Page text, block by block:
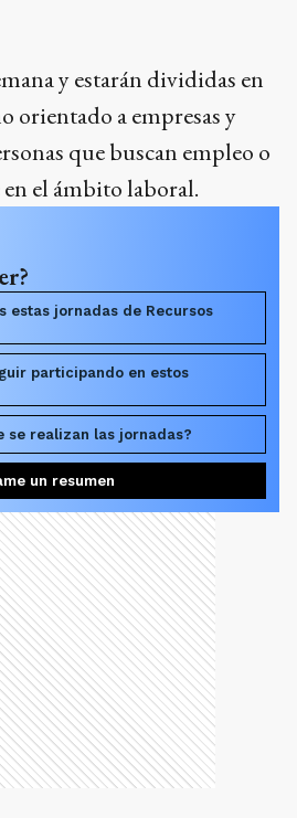
y estarán divididas en
orientado a empresas y
que buscan empleo o
en el ámbito laboral.
estas jornadas de Recursos
participando en estos
se realizan las jornadas?
un resumen